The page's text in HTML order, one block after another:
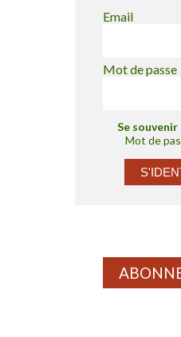
Email
Mot de passe
Se souvenir
Mot de